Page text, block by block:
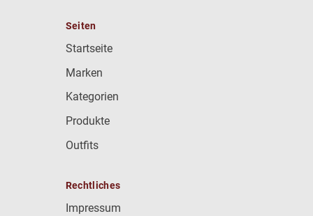
Seiten
Startseite
Marken
Kategorien
Produkte
Outfits
Rechtliches
Impressum